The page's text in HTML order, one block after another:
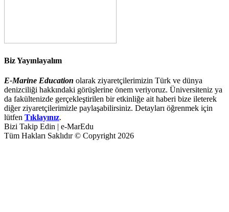
Biz Yayınlayalım
E-Marine Education olarak ziyaretçilerimizin Türk ve dünya
denizciliği hakkındaki görüşlerine önem veriyoruz. Üniversiteniz ya
da fakültenizde gerçekleştirilen bir etkinliğe ait haberi bize ileterek
diğer ziyaretçilerimizle paylaşabilirsiniz. Detayları öğrenmek için
lütfen Tıklayınız.
Bizi Takip Edin | e-MarEdu
Tüm Hakları Saklıdır © Copyright 2026